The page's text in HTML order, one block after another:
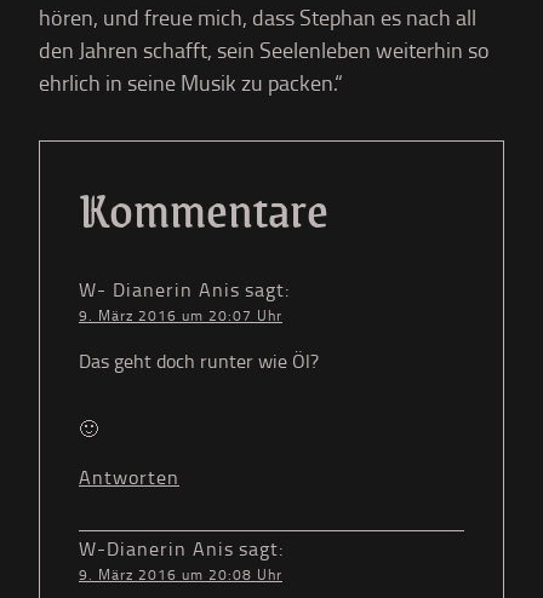
hören, und freue mich, dass Stephan es nach all
den Jahren schafft, sein Seelenleben weiterhin so
ehrlich in seine Musik zu packen.“
Kommentare
W- Dianerin Anis sagt:
9. März 2016 um 20:07 Uhr
Das geht doch runter wie Öl?
🙂
Antworten
W-Dianerin Anis sagt:
9. März 2016 um 20:08 Uhr